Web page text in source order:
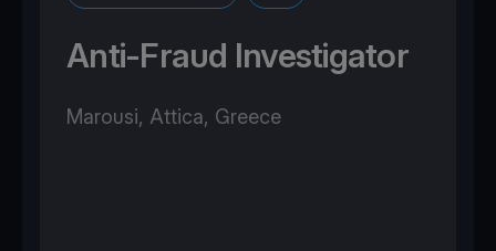
Anti-Fraud Investigator
Marousi, Attica, Greece